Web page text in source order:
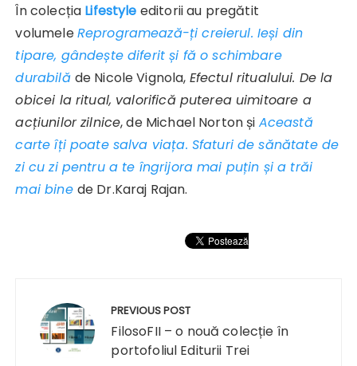
În colecția Lifestyle editorii au pregătit
volumeleReprogramează-ți creierul. Ieși din
tipare, gândește diferit și fă o schimbare
durabilă de Nicole Vignola, Efectul ritualului. De la
obicei la ritual, valorifică puterea uimitoare a
acțiunilor zilnice, de Michael Norton și Această
carte îți poate salva viața. Sfaturi de sănătate de
zi cu zi pentru a te îngrijora mai puțin și a trăi
mai bine de Dr.Karaj Rajan.
articole
PREVIOUS POST
FilosoFII – o nouă colecție în
portofoliul Editurii Trei